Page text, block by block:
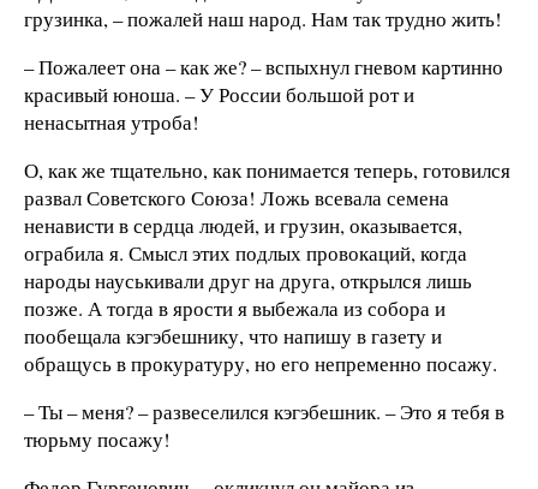
грузинка, – пожалей наш народ. Нам так трудно жить!
– Пожалеет она – как же? – вспыхнул гневом картинно
красивый юноша. – У России большой рот и
ненасытная утроба!
О, как же тщательно, как понимается теперь, готовился
развал Советского Союза! Ложь всевала семена
ненависти в сердца людей, и грузин, оказывается,
ограбила я. Смысл этих подлых провокаций, когда
народы науськивали друг на друга, открылся лишь
позже. А тогда в ярости я выбежала из собора и
пообещала кэгэбешнику, что напишу в газету и
обращусь в прокуратуру, но его непременно посажу.
– Ты – меня? – развеселился кэгэбешник. – Это я тебя в
тюрьму посажу!